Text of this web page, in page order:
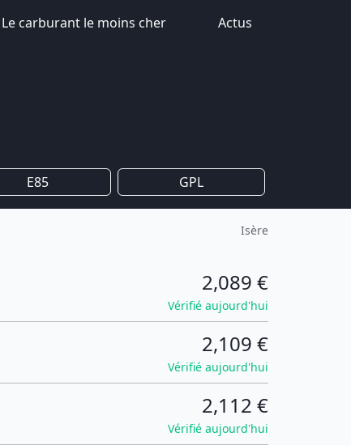
Le carburant le moins cher Actus
E85 GPL
Isère
2,089 €
Vérifié aujourd'hui
2,109 €
Vérifié aujourd'hui
2,112 €
Vérifié aujourd'hui